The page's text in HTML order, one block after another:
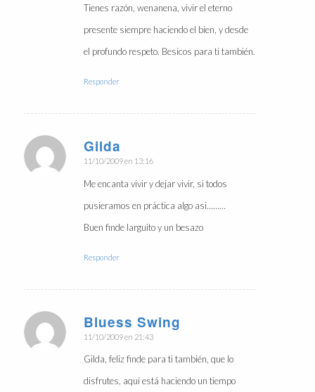
Tienes razón, wenanena, vivir el eterno
presente siempre haciendo el bien, y desde
el profundo respeto. Besicos para ti también.
Responder
Gilda
Dice:
11/10/2009 en 13:16
Me encanta vivir y dejar vivir, si todos
pusieramos en práctica algo asi………
Buen finde larguito y un besazo
Responder
Bluess Swing
Dice:
11/10/2009 en 21:43
Gilda, feliz finde para ti también, que lo
disfrutes, aquí está haciendo un tiempo